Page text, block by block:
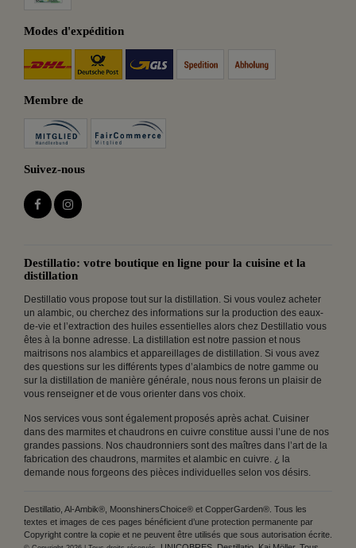
Modes d'expédition
Membre de
Suivez-nous
Destillatio: votre boutique en ligne pour la cuisine et la
distillation
Destillatio vous propose tout sur la distillation. Si vous voulez acheter
un alambic, ou cherchez des informations sur la production des eaux-
de-vie et l’extraction des huiles essentielles alors chez Destillatio vous
êtes à la bonne adresse. La distillation est notre passion et nous
maitrisons nos alambics et appareillages de distillation. Si vous avez
des questions sur les différents types d’alambics de notre gamme ou
sur la distillation de manière générale, nous nous ferons un plaisir de
vous renseigner et de vous orienter dans vos choix.
Nos services vous sont également proposés après achat. Cuisiner
dans des marmites et chaudrons en cuivre constitue aussi l’une de nos
grandes passions. Nos chaudronniers sont des maîtres dans l’art de la
fabrication des chaudrons, marmites et alambic en cuivre. ¿ la
demande nous forgeons des pièces individuelles selon vos désirs.
Destillatio, Al-Ambik®, MoonshinersChoice® et CopperGarden®. Tous les
textes et images de ces pages bénéficient d’une protection permanente par
Copyright contre la copie et ne peuvent être utilisés que sous autorisation écrite.